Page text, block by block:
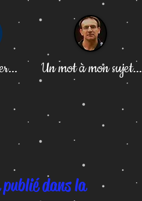
Un mot à mon sujet...
dans la